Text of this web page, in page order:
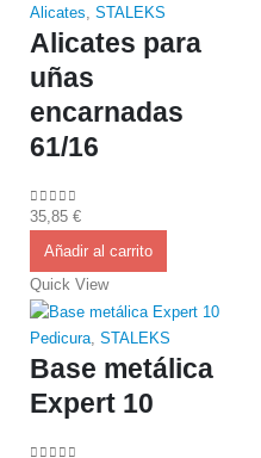
Alicates STALEKS
Alicates para
uñas
encarnadas
61/16
0out of 5
35,85 €
Añadir al carrito
Quick View
Pedicura, STALEKS
Base metálica
Expert 10